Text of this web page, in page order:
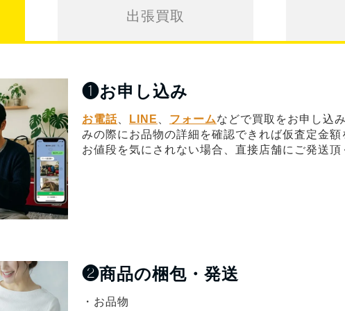
出張買取
❶お申し込み
お電話、 LINE 、 フォームなどで買取をお申し込
みの際にお品物の詳細を確認できれば仮査定金額
お値段を気にされない場合、直接店舗にご発送頂
❷商品の梱包・発送
・お品物